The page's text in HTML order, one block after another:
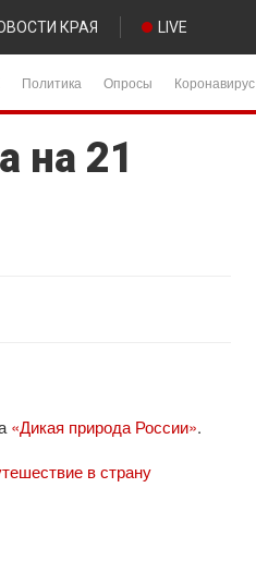
КРАЯ LIVE
Политика Опросы Коронавирус
на 21
«Дикая природа России».
в страну